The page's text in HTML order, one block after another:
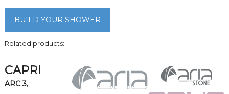
BUILD YOUR SHOWER
Related products:
CAPRI
ARC 3,